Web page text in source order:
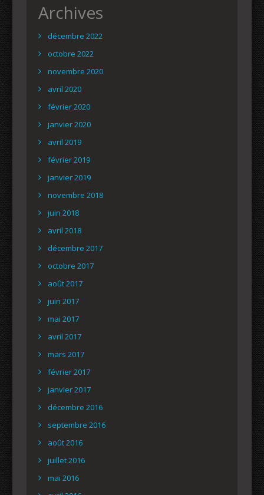
Archives
décembre 2022
octobre 2022
novembre 2020
avril 2020
février 2020
janvier 2020
avril 2019
février 2019
janvier 2019
novembre 2018
juin 2018
avril 2018
décembre 2017
octobre 2017
août 2017
juin 2017
mai 2017
avril 2017
mars 2017
février 2017
janvier 2017
décembre 2016
septembre 2016
août 2016
juillet 2016
mai 2016